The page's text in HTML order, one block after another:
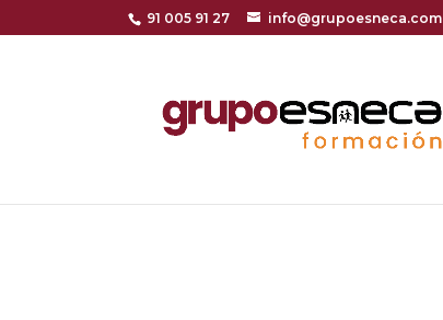
91 005 91 27 info@grupoesneca.com